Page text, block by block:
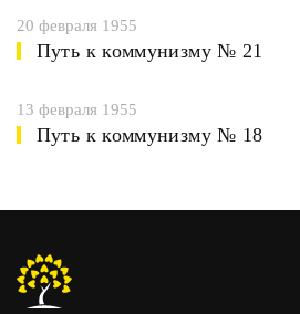
20 февраля 1955
Путь к коммунизму № 21
13 февраля 1955
Путь к коммунизму № 18